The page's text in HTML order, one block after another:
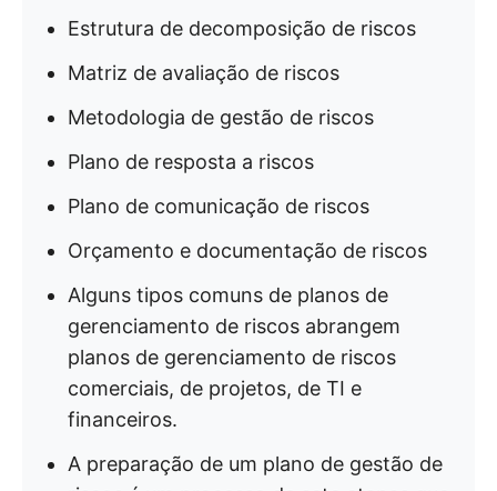
Estrutura de decomposição de riscos
Matriz de avaliação de riscos
Metodologia de gestão de riscos
Plano de resposta a riscos
Plano de comunicação de riscos
Orçamento e documentação de riscos
Alguns tipos comuns de planos de
gerenciamento de riscos abrangem
planos de gerenciamento de riscos
comerciais, de projetos, de TI e
financeiros.
A preparação de um plano de gestão de